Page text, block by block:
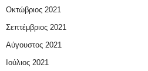
Οκτώβριος 2021
Σεπτέμβριος 2021
Αύγουστος 2021
Ιούλιος 2021